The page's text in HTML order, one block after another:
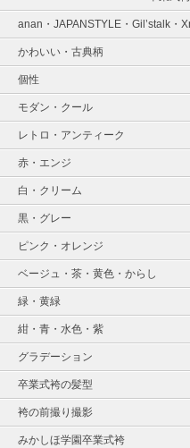
anan・JAPANSTYLE・Gil’stalk・
かわいい・古典柄
個性
モダン・クール
レトロ・アンティーク
赤・エンジ
白・クリーム
黒・グレー
ピンク・オレンジ
ベージュ・茶・黄色・からし
緑・黄緑
紺・青・水色・紫
グラデーション
卒業式袴の髪型
袴の前撮り撮影
みかしほ学園卒業式袴